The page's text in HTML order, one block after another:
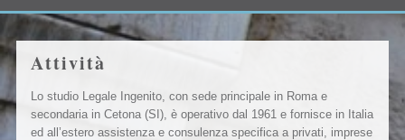
Attività
Lo studio Legale Ingenito, con sede principale in Roma e
secondaria in Cetona (SI), è operativo dal 1961 e fornisce in Italia
ed all’estero assistenza e consulenza specifica a privati, imprese